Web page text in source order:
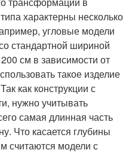
характерны несколько
угловые модели
стандартной шириной
см в зависимости от
такое изделие
как конструкции с
нужно учитывать
самая длинная часть
Что касается глубины
считаются модели с